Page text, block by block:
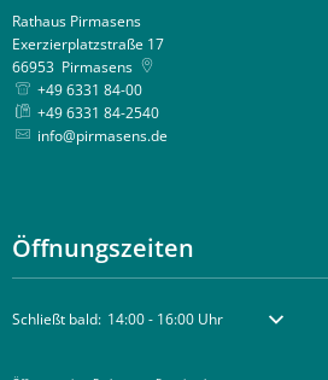
Rathaus Pirmasens
Exerzierplatzstraße 17
66953 Pirmasens
+49 6331 84-00
+49 6331 84-2540
info@pirmasens.de
Öffnungszeiten
Klicken, um weitere Öffnungs- oder
Schließt bald: 14:00- 16:00 Uhr Von 14:00